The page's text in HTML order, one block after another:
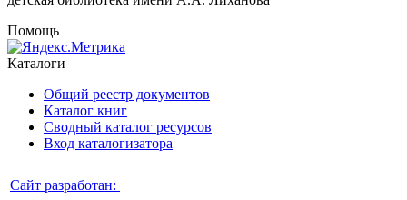
Помощь
Каталоги
Общий реестр документов
Каталог книг
Сводный каталог ресурсов
Вход каталогизатора
Сайт разработан: